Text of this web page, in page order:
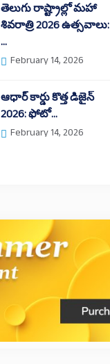
తెలుగు రాష్ట్రాల్లో మహా
శివరాత్రి 2026 ఉత్సవాలు:
…
February 14, 2026
ఆధార్ కార్డు కొత్త డిజైన్
2026: ఫోటో…
February 14, 2026